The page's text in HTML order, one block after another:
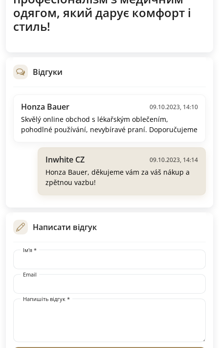
одягом, який дарує комфорт і
стиль!
Відгуки
Honza Bauer 09.10.2023, 14:10
Skvělý online obchod s lékařským oblečením,
pohodlné používání, nevybíravé praní. Doporučujeme
Inwhite CZ 09.10.2023, 14:14
Honza Bauer, děkujeme vám za váš nákup a
zpětnou vazbu!
Написати відгук
Ім'я *
Email
Напишіть відгук *